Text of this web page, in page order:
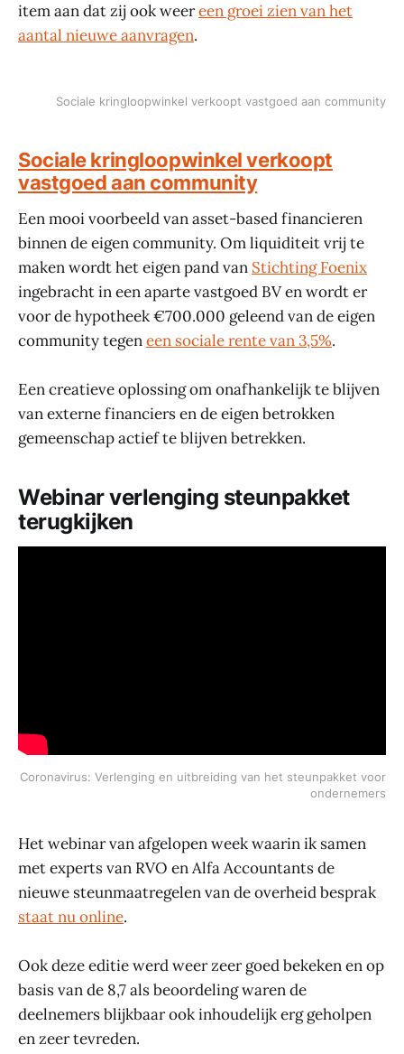
item aan dat zij ook weereen groei zien van het
aantal nieuwe aanvragen.
Sociale kringloopwinkel verkoopt vastgoed aan community
Sociale kringloopwinkel verkoopt
vastgoed aan community
Een mooi voorbeeld van asset-based financieren
binnen de eigen community. Om liquiditeit vrij te
maken wordt het eigen pand van Stichting Foenix
ingebracht in een aparte vastgoed BV en wordt er
voor de hypotheek €700.000 geleend van de eigen
community tegeneen sociale rente van 3,5%.
Een creatieve oplossing om onafhankelijk te blijven
van externe financiers en de eigen betrokken
gemeenschap actief te blijven betrekken.
Webinar verlenging steunpakket
terugkijken
Coronavirus: Verlenging en uitbreiding van het steunpakket voor
ondernemers
Het webinar van afgelopen week waarin ik samen
met experts van RVO en Alfa Accountants de
nieuwe steunmaatregelen van de overheid besprak
staat nu online.
Ook deze editie werd weer zeer goed bekeken en op
basis van de 8,7 als beoordeling waren de
deelnemers blijkbaar ook inhoudelijk erg geholpen
en zeer tevreden.